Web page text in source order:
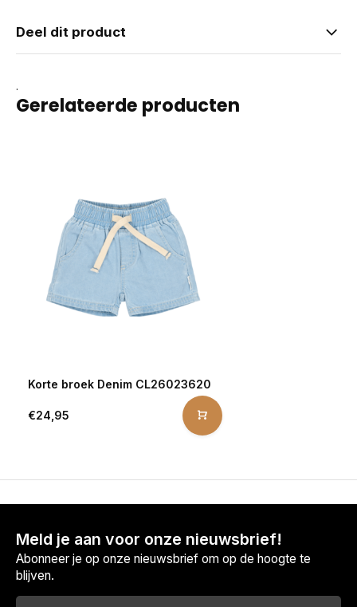
Deel dit product
.
Gerelateerde producten
Korte broek Denim CL26023620
€24,95
Meld je aan voor onze nieuwsbrief!
Abonneer je op onze nieuwsbrief om op de hoogte te
blijven.